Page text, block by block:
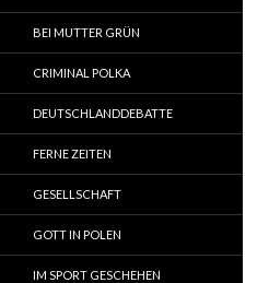
BEI MUTTER GRÜN
CRIMINAL POLKA
DEUTSCHLANDDEBATTE
FERNE ZEITEN
GESELLSCHAFT
GOTT IN POLEN
IM SPORT GESCHEHEN